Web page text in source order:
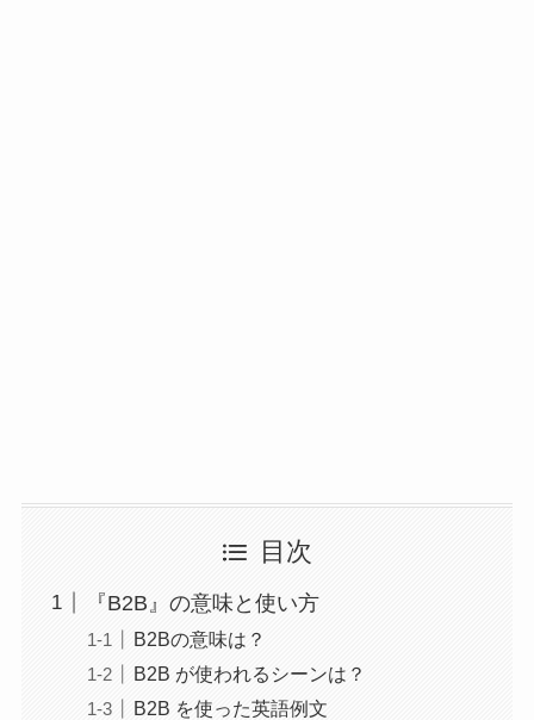
目次
『B2B』の意味と使い方
B2Bの意味は？
B2B が使われるシーンは？
B2B を使った英語例文